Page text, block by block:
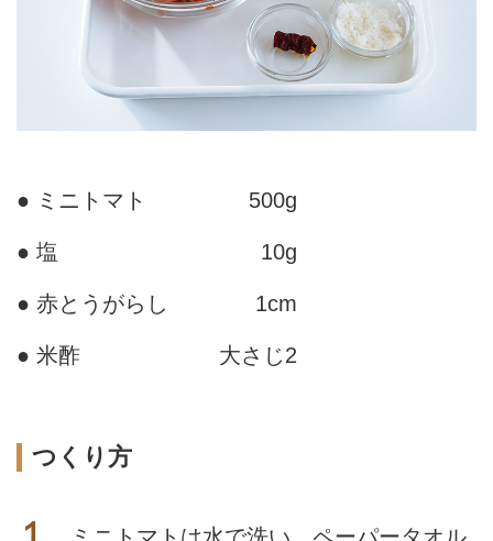
● ミニトマト 500g
● 塩 10g
● 赤とうがらし 1cm
● 米酢 大さじ2
つくり方
１